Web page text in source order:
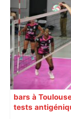
Hanoucca,
confession
surveillance
les fidèles au
Labège, près
ladepeche.fr
bars à
tests